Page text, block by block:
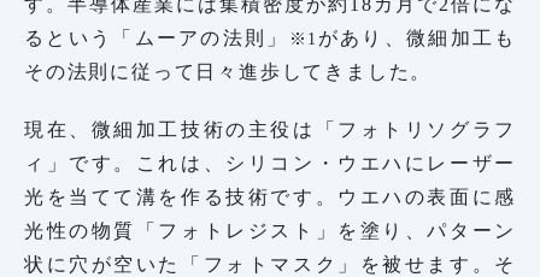
す。半導体産業には集積密度が約18カ月で2倍にな
るという「ムーアの法則」
※1 があり、微細加工も
その法則に従って日々進歩してきました。
現在、微細加工技術の主役は「フォトリソグラフ
ィ」です。これは、シリコン・ウエハにレーザー
光を当てて溝を作る技術です。ウエハの表面に感
光性の物質「フォトレジスト」を塗り、パターン
状に穴が空いた「フォトマスク」を被せます。そ